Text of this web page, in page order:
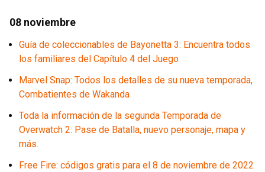
08 noviembre
Guía de coleccionables de Bayonetta 3: Encuentra todos
los familiares del Capítulo 4 del Juego
Marvel Snap: Todos los detalles de su nueva temporada,
Combatientes de Wakanda
Toda la información de la segunda Temporada de
Overwatch 2: Pase de Batalla, nuevo personaje, mapa y
más.
Free Fire: códigos gratis para el 8 de noviembre de 2022